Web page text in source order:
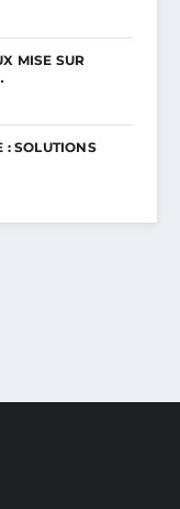
MISE SUR
: SOLUTIONS